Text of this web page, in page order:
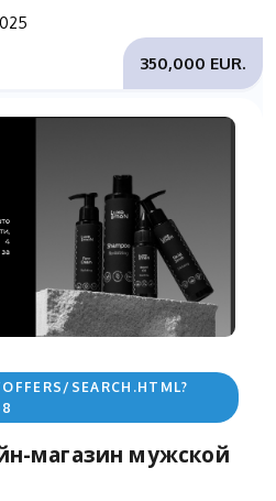
350,000 EUR.
SEARCH.HTML?
магазин мужской